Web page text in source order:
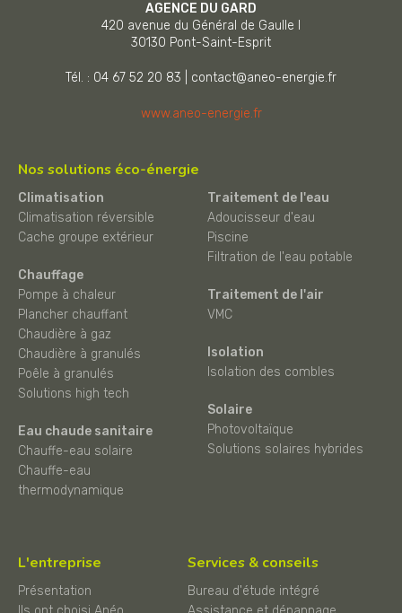
AGENCE DU GARD
420 avenue du Général de Gaulle I
30130 Pont-Saint-Esprit
Tél. : 04 67 52 20 83 contact@aneo-energie.fr
www.aneo-energie.fr
Nos solutions éco-énergie
Climatisation
Climatisation réversible
Cache groupe extérieur
Chauffage
Pompe à chaleur
Plancher chauffant
Chaudière à gaz
Chaudière à granulés
Poêle à granulés
Solutions high tech
Eau chaude sanitaire
Chauffe-eau solaire
Chauffe-eau
thermodynamique
Traitement de l'eau
Adoucisseur d'eau
Piscine
Filtration de l'eau potable
Traitement de l'air
VMC
Isolation
Isolation des combles
Solaire
Photovoltaïque
Solutions solaires hybrides
L'entreprise
Présentation
Services & conseils
Bureau d'étude intégré